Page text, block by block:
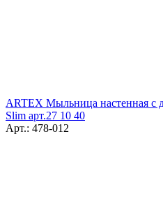
ARTEX Мыльница настенная с
Slim арт.27 10 40
Арт.: 478-012